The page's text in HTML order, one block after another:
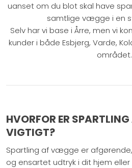
uanset om du blot skal have
samtlige vægge i en
Selv har vi base i Årre, men vi
kunder i både Esbjerg, Varde,
området.​
HVORFOR ER
VIGTIGT?
Spartling af vægge er
og ensartet udtryk i dit hjem eller